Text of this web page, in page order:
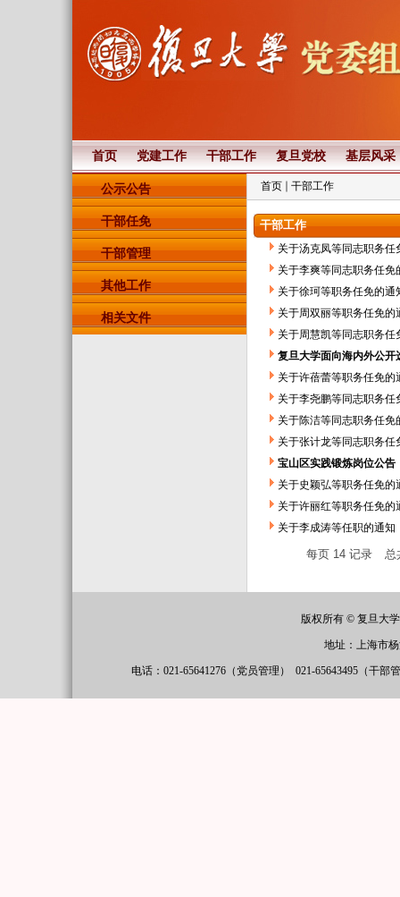
首页 党建工作 干部工作 复旦党校 基层风采
公示公告
干部任免
干部管理
其他工作
相关文件
首页 干部工作
干部工作
关于汤克凤等同志职务任
关于李爽等同志职务任免
关于徐珂等职务任免的通
关于周双丽等职务任免的
关于周慧凯等同志职务任
复旦大学面向海内外公开
关于许蓓蕾等职务任免的
关于李尧鹏等同志职务任
关于陈洁等同志职务任免
关于张计龙等同志职务任
宝山区实践锻炼岗位公告
关于史颖弘等职务任免的
关于许丽红等职务任免的
关于李成涛等任职的通知
每页 14 记录
版权所有 © 复旦大
地址：上海市
电话：021-65641276（党员管理） 021-65643495（干部